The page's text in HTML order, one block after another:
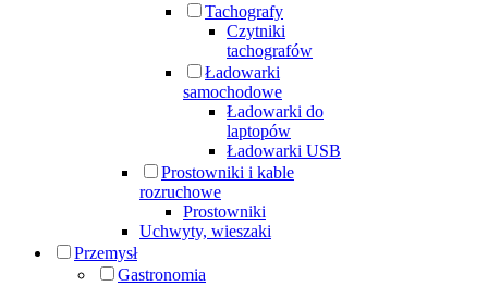
Tachografy
Czytniki
tachografów
Ładowarki
samochodowe
Ładowarki do
laptopów
Ładowarki USB
Prostowniki i kable
rozruchowe
Prostowniki
Uchwyty, wieszaki
Przemysł
Gastronomia